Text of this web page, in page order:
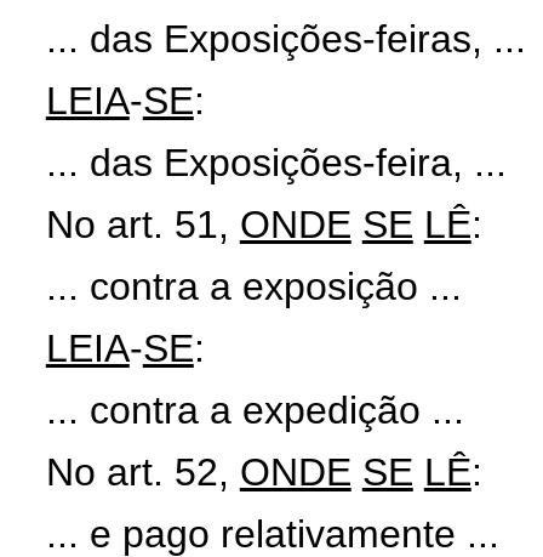
... das Exposições-feiras, ...
LEIA-SE:
... das Exposições-feira, ...
No art. 51, ONDE SE LÊ:
... contra a exposição ...
LEIA-SE:
... contra a expedição ...
No art. 52, ONDE SE LÊ:
... e pago relativamente ...